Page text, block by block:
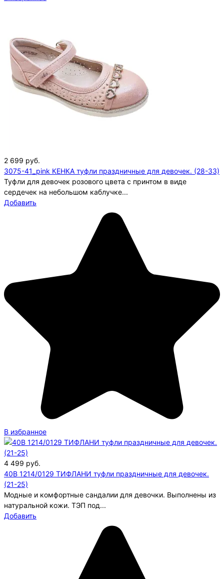
2 699 руб.
3075-41_pink КЕНКА туфли праздничные для девочек. (28-33)
Туфли для девочек розового цвета с принтом в виде
сердечек на небольшом каблучке...
Добавить
В избранное
4 499 руб.
40B 1214/0129 ТИФЛАНИ туфли праздничные для девочек.
(21-25)
Модные и комфортные сандалии для девочки. Выполнены из
натуральной кожи. ТЭП под...
Добавить